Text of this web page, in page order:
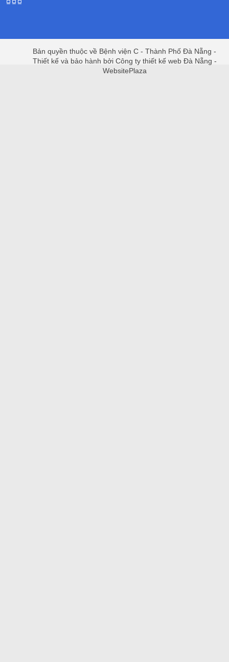
Bản quyền thuộc về Bệnh viện C - Thành Phố Đà Nẵng -
Thiết kế và bảo hành bởi Công ty thiết kế web Đà Nẵng -
WebsitePlaza